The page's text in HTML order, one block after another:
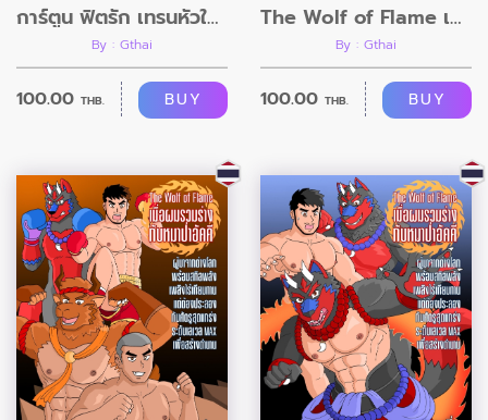
การ์ตูน ฟิตรัก เทรนหัวใจ ตอนที่10
By : Gthai
100.00 THB. BUY
The Wolf of Flame เมื่อผมรวมร่างกับหมาป่าอัคคี ตอนที่3
By : Gthai
100.00 THB. BUY